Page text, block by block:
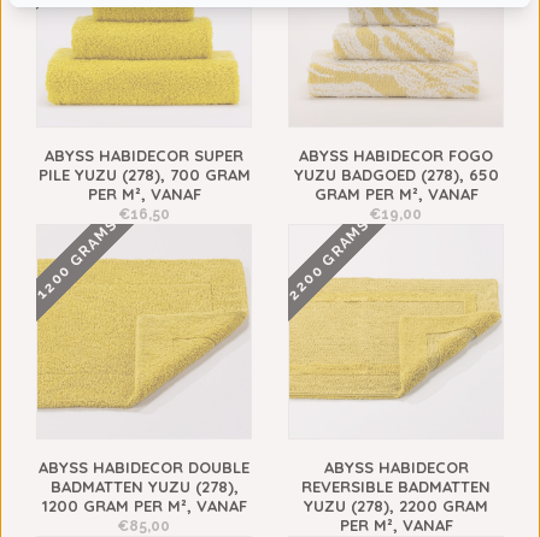
ABYSS HABIDECOR SUPER
PILE YUZU (278), 700 GRAM
PER M², VANAF
€16,50
ABYSS HABIDECOR FOGO
YUZU BADGOED (278), 650
GRAM PER M², VANAF
€19,00
1200 GRAMS
ABYSS HABIDECOR DOUBLE
BADMATTEN YUZU (278),
1200 GRAM PER M², VANAF
€85,00
2200 GRAMS
ABYSS HABIDECOR
REVERSIBLE BADMATTEN
YUZU (278), 2200 GRAM
PER M², VANAF